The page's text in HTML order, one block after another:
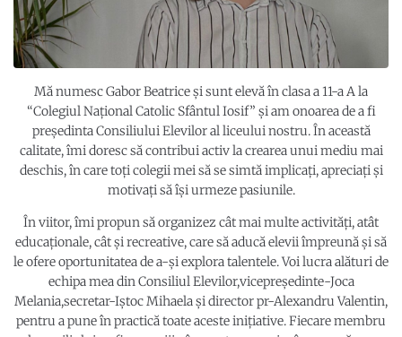
Mă numesc Gabor Beatrice și sunt elevă în clasa a 11-a A la
“Colegiul Național Catolic Sfântul Iosif” și am onoarea de a fi
președinta Consiliului Elevilor al liceului nostru. În această
calitate, îmi doresc să contribui activ la crearea unui mediu mai
deschis, în care toți colegii mei să se simtă implicați, apreciați și
motivați să își urmeze pasiunile.
În viitor, îmi propun să organizez cât mai multe activități, atât
educaționale, cât și recreative, care să aducă elevii împreună și să
le ofere oportunitatea de a-și explora talentele. Voi lucra alături de
echipa mea din Consiliul Elevilor,vicepreședinte-Joca
Melania,secretar-Iștoc Mihaela și director pr-Alexandru Valentin,
pentru a pune în practică toate aceste inițiative. Fiecare membru